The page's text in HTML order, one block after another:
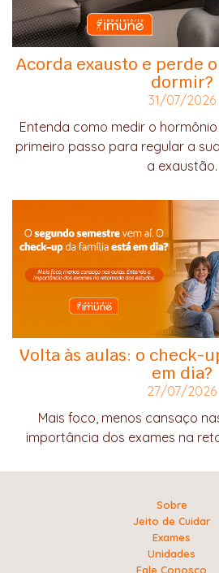
Acorda exausto e perde
dormir?
31/07/2026
Entenda como medir o
primeiro passo para regular a
a exaustão.
Volta às aulas: o check-
em dia?
27/07/2026
Mais foco, menos cansaço
importância dos exames na
Sobre
Jeito de Cuidar
Exames
Unidades
Fale Conosco